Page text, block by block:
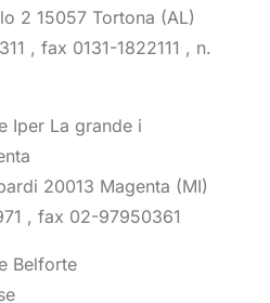
2 15057 Tortona (AL)
, fax 0131-1822111 , n.
Iper La grande i
20013 Magenta (MI)
, fax 02-97950361
Belforte